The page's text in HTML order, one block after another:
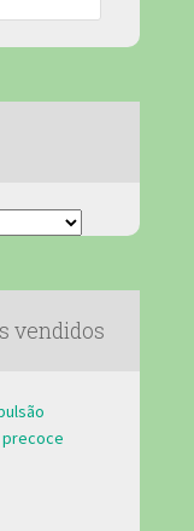
vendidos
precoce